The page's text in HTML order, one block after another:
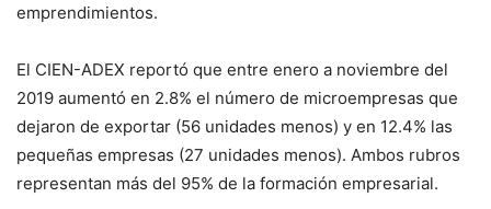
emprendimientos.
El CIEN-ADEX reportó que entre enero a noviembre del
2019 aumentó en 2.8% el número de microempresas que
dejaron de exportar (56 unidades menos) y en 12.4% las
pequeñas empresas (27 unidades menos). Ambos rubros
representan más del 95% de la formación empresarial.